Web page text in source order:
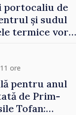
portocaliu de
și sudul
termice vor
ore
pentru anul
de Prim-
Tofan: